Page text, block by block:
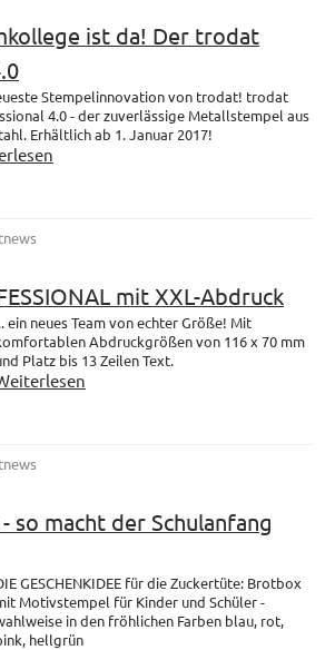
ist da! Der trodat
Stempelinnovation von trodat! trodat
4.0 - der zuverlässige Metallstempel aus
Erhältlich ab 1. Januar 2017!
mit XXL-Abdruck
ein neues Team von echter Größe! Mit
Abdruckgrößen von 116 x 70 mm
Platz bis 13 Zeilen Text.
so macht der Schulanfang
GESCHENKIDEE für die Zuckertüte: Brotbox
Motivstempel für Kinder und Schüler -
in den fröhlichen Farben blau, rot,
hellgrün